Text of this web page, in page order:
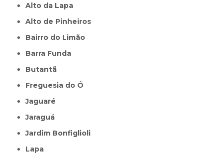
Alto da Lapa
Alto de Pinheiros
Bairro do Limão
Barra Funda
Butantã
Freguesia do Ó
Jaguaré
Jaraguá
Jardim Bonfiglioli
Lapa